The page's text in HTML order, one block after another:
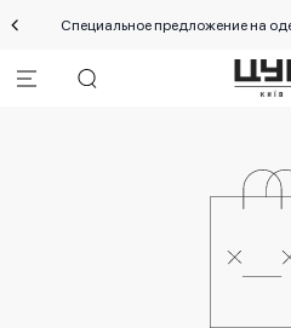
Специальное предложение на